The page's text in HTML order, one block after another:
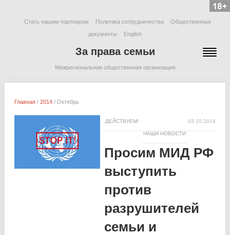
Стать нашим партнером Политика сотрудничества
Общественные
документы
English
За права семьи
Межрегиональная общественная организация
Главная/ 2014/ Октябрь
03.10.2014
ДЕЙСТВУЕМ!
НАШИ НОВОСТИ
Просим МИД РФ
выступить
против
разрушителей
семьи и